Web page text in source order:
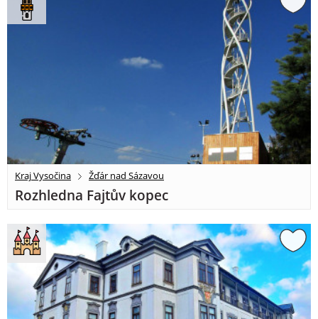
Kraj Vysočina Žďár nad Sázavou
Rozhledna Fajtův kopec